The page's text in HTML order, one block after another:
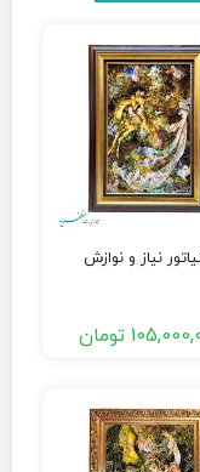
نیاز و نوازش
تومان